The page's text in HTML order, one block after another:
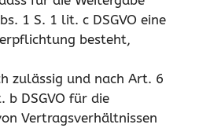
1 S. 1 lit. c DSGVO eine
besteht,
zulässig und nach Art. 6
b DSGVO für die
Vertragsverhältnissen